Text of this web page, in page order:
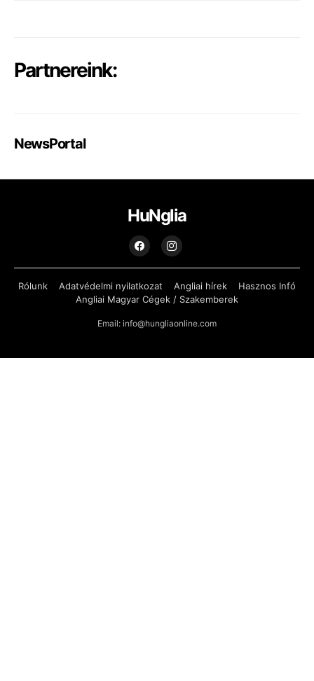
Partnereink:
NewsPortal
HuNglia
Rólunk Adatvédelmi nyilatkozat Angliai hírek
Hasznos Infó
Angliai Magyar Cégek / Szakemberek
Email: info@hungliaonline.com